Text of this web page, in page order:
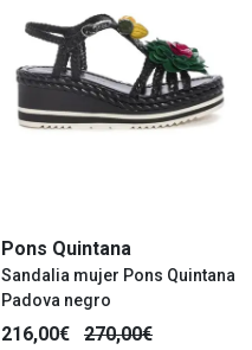
Pons Quintana
Sandalia mujer Pons Quintana
Padova negro
216,00€ 270,00€